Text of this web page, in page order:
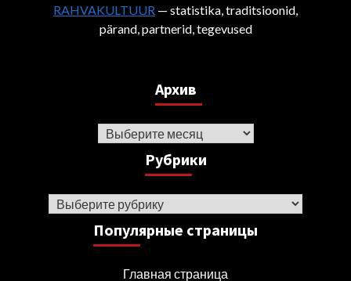
RAHVAKULTUUR — statistika, traditsioonid,
pärand, partnerid, tegevused
Архив
Архив
Рубрики
Рубрики
Популярные страницы
Главная страница